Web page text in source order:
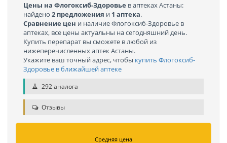
Цены на Флогоксиб-Здоровье в аптеках Астаны:
найдено 2 предложения и 1 аптека.
Сравнение цен и наличие Флогоксиб-Здоровье в
аптеках, все цены актуальны на сегодняшний день.
Купить перепарат вы сможете в любой из
нижеперечисленных аптек Астаны.
Укажите ваш точный адрес, чтобы купить Флогоксиб-
Здоровье в ближайшей аптеке
292 аналога
Отзывы
Средняя цена